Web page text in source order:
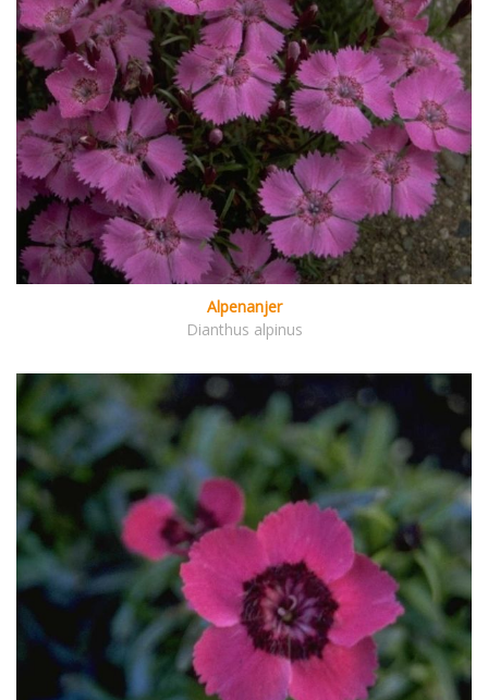
Alpenanjer
Dianthus alpinus